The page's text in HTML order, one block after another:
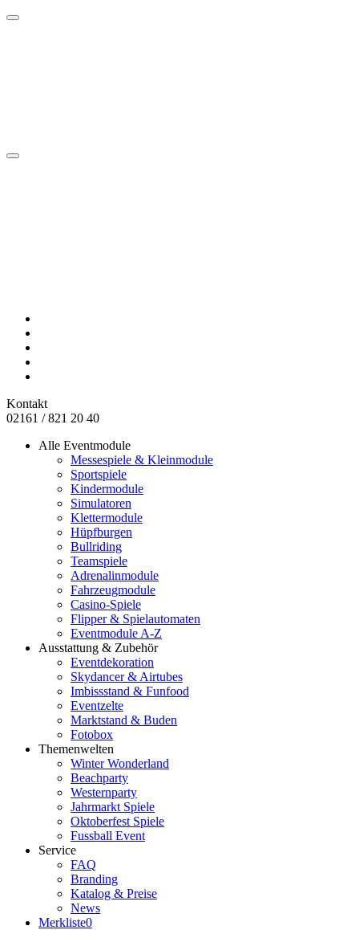
Kontakt
02161 / 821 20 40
Alle Eventmodule
Messespiele & Kleinmodule
Sportspiele
Kindermodule
Simulatoren
Klettermodule
Hüpfburgen
Bullriding
Teamspiele
Adrenalinmodule
Fahrzeugmodule
Casino-Spiele
Flipper & Spielautomaten
Eventmodule A-Z
Ausstattung & Zubehör
Eventdekoration
Skydancer & Airtubes
Imbissstand & Funfood
Eventzelte
Marktstand & Buden
Fotobox
Themenwelten
Winter Wonderland
Beachparty
Westernparty
Jahrmarkt Spiele
Oktoberfest Spiele
Fussball Event
Service
FAQ
Branding
Katalog & Preise
News
Merkliste0